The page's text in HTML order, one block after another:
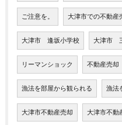
ご注意を。 大津市での不動産
大津市 逢坂小学校 大津市
リーマンショック 不動産売
漁法を部屋から観られる 漁法
大津市不動産売却 大津市不動